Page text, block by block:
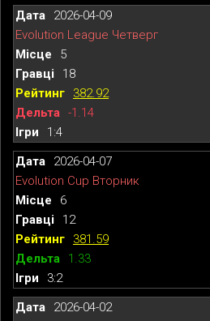
2026-04-09
Evolution League Четверг
5
18
382.92
-1.14
1:4
2026-04-07
Evolution Cup Вторник
6
12
381.59
1.33
3:2
2026-04-02